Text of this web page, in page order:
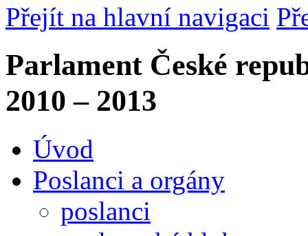
Přejít na hlavní navigaci
Parlament České
2010 – 2013
Úvod
Poslanci a orgány
poslanci